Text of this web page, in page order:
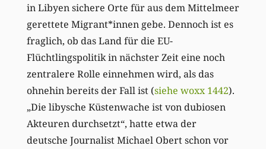
in Libyen sichere Orte für aus dem Mittelmeer
gerettete Migrant*innen gebe. Dennoch ist es
fraglich, ob das Land für die EU-
Flüchtlingspolitik in nächster Zeit eine noch
zentralere Rolle einnehmen wird, als das
ohnehin bereits der Fall ist (siehe woxx 1442).
„Die libysche Küstenwache ist von dubiosen
Akteuren durchsetzt“, hatte etwa der
deutsche Journalist Michael Obert schon vor